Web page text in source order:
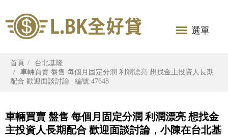
選單
首頁
台北基隆
車輛買賣 盤售 每個月固定分潤 利潤漂亮 想找金主投資人長期
配合 歡迎面談討論 | 編號:47648
車輛買賣 盤售 每個月固定分潤 利潤漂亮 想找金
主投資人長期配合 歡迎面談討論，小陳在台北基